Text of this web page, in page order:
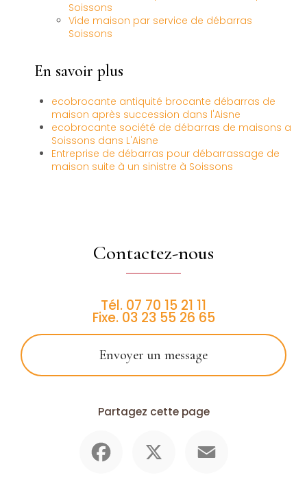
Soissons
Vide maison par service de débarras
Soissons
En savoir plus
ecobrocante antiquité brocante débarras de
maison après succession dans l'Aisne
ecobrocante société de débarras de maisons a
Soissons dans L'Aisne
Entreprise de débarras pour débarrassage de
maison suite à un sinistre à Soissons
Contactez-nous
Tél. 07 70 15 21 11
Fixe. 03 23 55 26 65
Envoyer un message
Partagez cette page